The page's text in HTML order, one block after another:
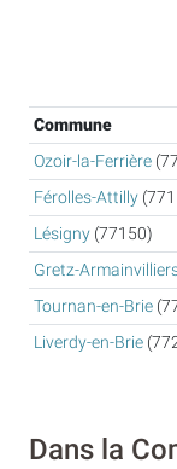
Commune
Ozoir-la-Ferrière
Férolles-Attilly
Lésigny (77150)
Gretz-
Tournan-en-Brie
Liverdy-en-Brie
Dans la